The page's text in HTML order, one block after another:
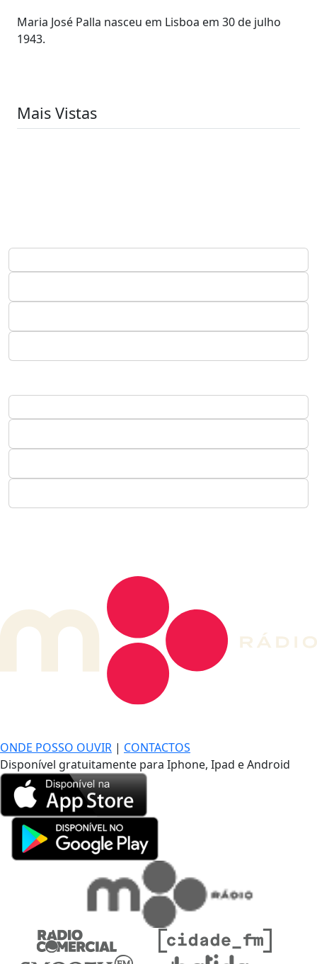
Maria José Palla nasceu em Lisboa em 30 de julho
1943.
Mais Vistas
ONDE POSSO OUVIR | CONTACTOS
Disponível gratuitamente para Iphone, Ipad e Android